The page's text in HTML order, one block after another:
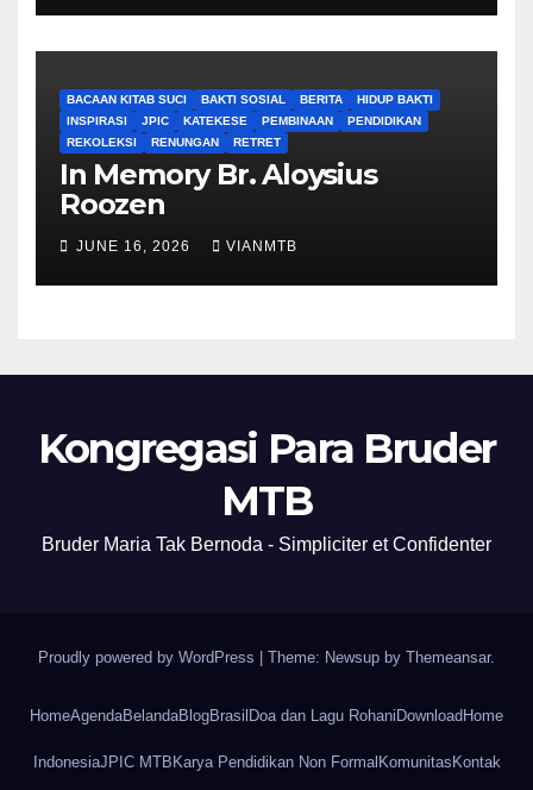
BACAAN KITAB SUCI BAKTI SOSIAL BERITA
HIDUP BAKTI
INSPIRASI
JPIC KATEKESE PEMBINAAN
PENDIDIKAN
REKOLEKSI
RENUNGAN RETRET
In Memory Br. Aloysius
Roozen
JUNE 16, 2026 VIANMTB
Kongregasi Para Bruder
MTB
Bruder Maria Tak Bernoda - Simpliciter et Confidenter
Proudly powered by WordPress Theme: Newsup by Themeansar.
HomeAgendaBelandaBlogBrasil Doa dan Lagu Rohani Download Home
IndonesiaJPIC MTBKarya Pendidikan Non FormalKomunitasKontak